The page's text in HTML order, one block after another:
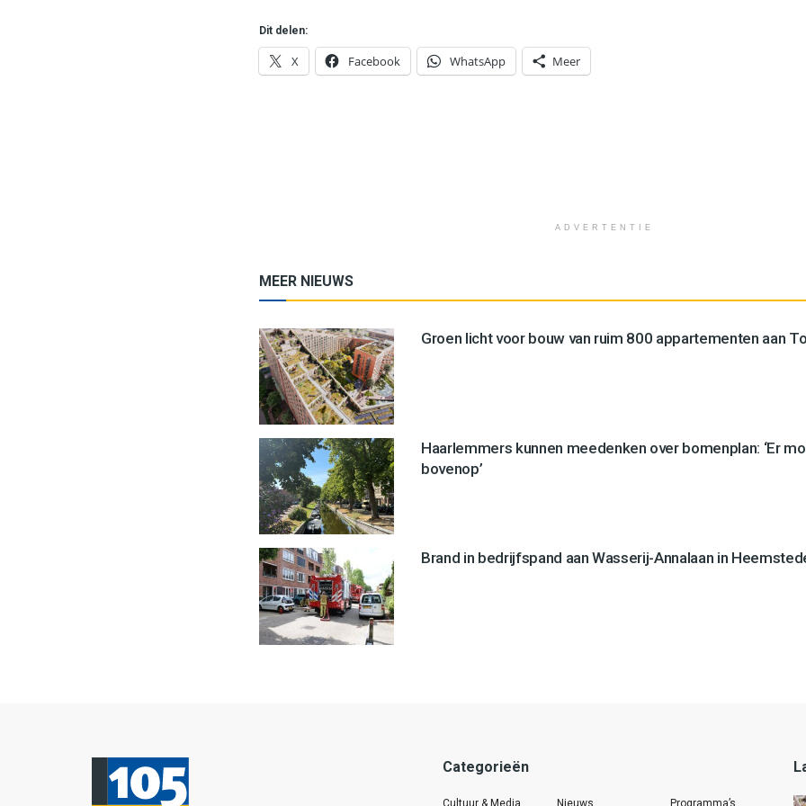
Dit delen:
X Facebook WhatsApp Meer
ADVERTENTIE
MEER NIEUWS
Groen licht voor bouw van ruim 800 appartementen aan
Haarlemmers kunnen meedenken over bomenplan: ‘Er
bovenop’
Brand in bedrijfspand aan Wasserij-Annalaan in
Categorieën
Cultuur & Media Nieuws Programma’s